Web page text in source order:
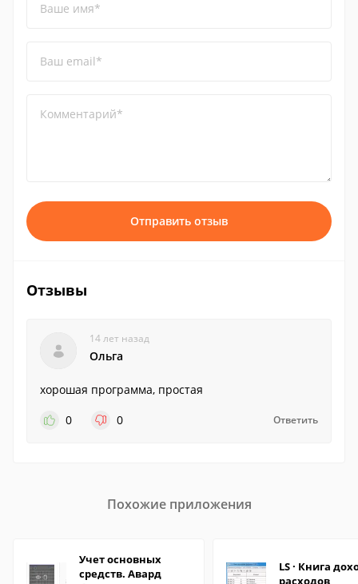
Ваше имя*
Ваш email*
Комментарий*
Отправить отзыв
Отзывы
14 лет назад
Ольга
хорошая программа, простая
0
0 Ответить
Похожие приложения
Учет основных
средств. Авард
LS · Книга
расходов